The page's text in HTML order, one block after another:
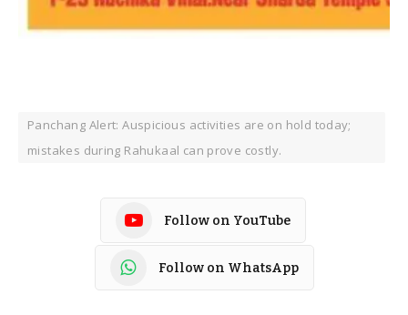
Panchang Alert: Auspicious activities are on hold today;
mistakes during Rahukaal can prove costly.
Follow on YouTube
Follow on WhatsApp